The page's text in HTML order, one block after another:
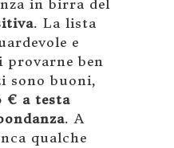
in birra del
. La lista
e
provarne ben
sono buoni,
€ a testa
. A
qualche